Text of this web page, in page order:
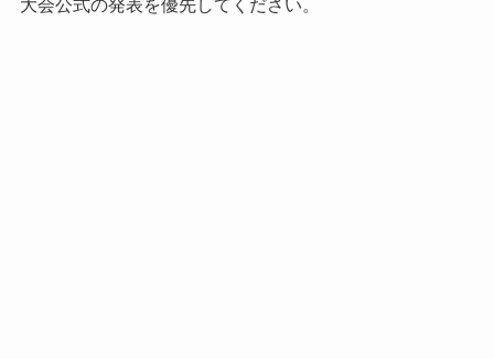
大会公式の発表を優先してください。